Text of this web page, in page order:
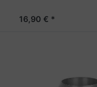
16,90 € *